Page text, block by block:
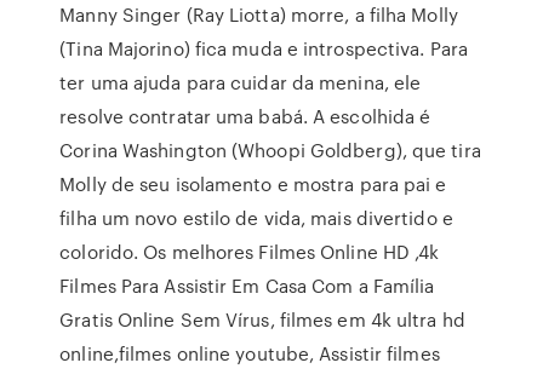
Manny Singer (Ray Liotta) morre, a filha Molly
(Tina Majorino) fica muda e introspectiva. Para
ter uma ajuda para cuidar da menina, ele
resolve contratar uma babá. A escolhida é
Corina Washington (Whoopi Goldberg), que tira
Molly de seu isolamento e mostra para pai e
filha um novo estilo de vida, mais divertido e
colorido. Os melhores Filmes Online HD ,4k
Filmes Para Assistir Em Casa Com a Família
Gratis Online Sem Vírus, filmes em 4k ultra hd
online,filmes online youtube, Assistir filmes